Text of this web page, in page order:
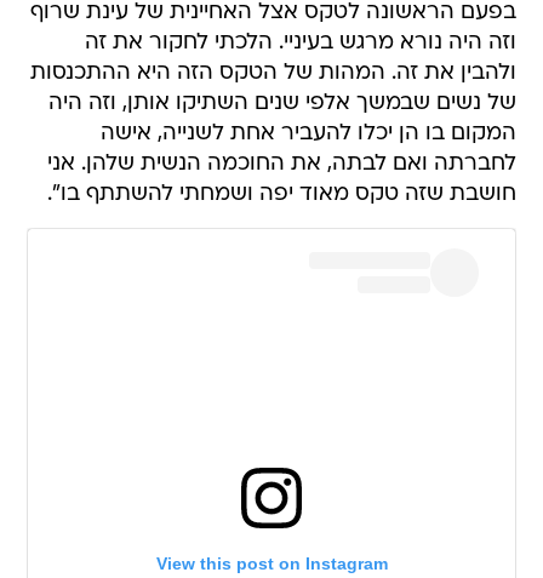
בפעם הראשונה לטקס אצל האחיינית של עינת שרוף
וזה היה נורא מרגש בעיניי. הלכתי לחקור את זה
ולהבין את זה. המהות של הטקס הזה היא ההתכנסות
של נשים שבמשך אלפי שנים השתיקו אותן, וזה היה
המקום בו הן יכלו להעביר אחת לשנייה, אישה
לחברתה ואם לבתה, את החוכמה הנשית שלהן. אני
חושבת שזה טקס מאוד יפה ושמחתי להשתתף בו".
View this post on Instagram